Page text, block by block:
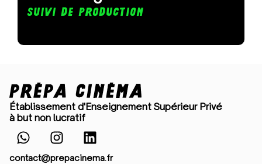
Suivi de production
Établissement d'Enseignement Supérieur Privé
à but non lucratif
contact@prepacinema.fr